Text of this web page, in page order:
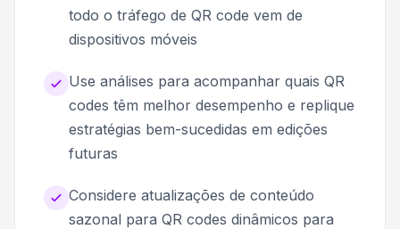
todo o tráfego de QR code vem de
dispositivos móveis
Use análises para acompanhar quais QR
codes têm melhor desempenho e replique
estratégias bem-sucedidas em edições
futuras
Considere atualizações de conteúdo
sazonal para QR codes dinâmicos para